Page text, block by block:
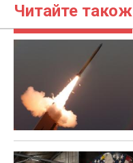
Читайте також